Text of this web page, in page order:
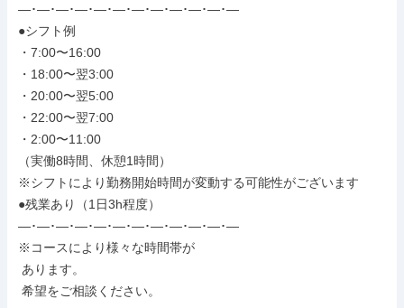
―･―･―･―･―･―･―･―･―･―･―･―
●シフト例
・7:00〜16:00
・18:00〜翌3:00
・20:00〜翌5:00
・22:00〜翌7:00
・2:00〜11:00
（実働8時間、休憩1時間）
※シフトにより勤務開始時間が変動する可能性がございます
●残業あり（1日3h程度）
―･―･―･―･―･―･―･―･―･―･―･―
※コースにより様々な時間帯が